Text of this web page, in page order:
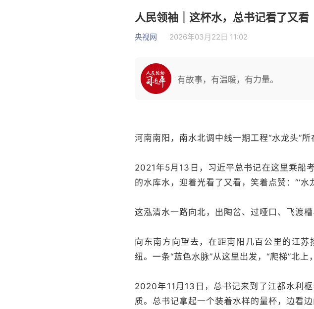
人民领袖｜这杯水，总书记看了又看
央视网 2026年03月22日 11:02
有故事，有温暖，有力量。
河南南阳，南水北调中线一期工程“水龙头”所
2021年5月13日，习近平总书记在这里乘船
的水库水，迎着光看了又看，笑着点赞：“‘水
这泓清水一路向北，出陶岔、过哑口、飞渡
向东南方向望去，在距南阳几百公里的江
纽。一条“蓝色水脉”从这里出发，“爬梯”北上
2020年11月13日，总书记来到了江都水利
质。总书记拿起一个装着水样的量杯，边看